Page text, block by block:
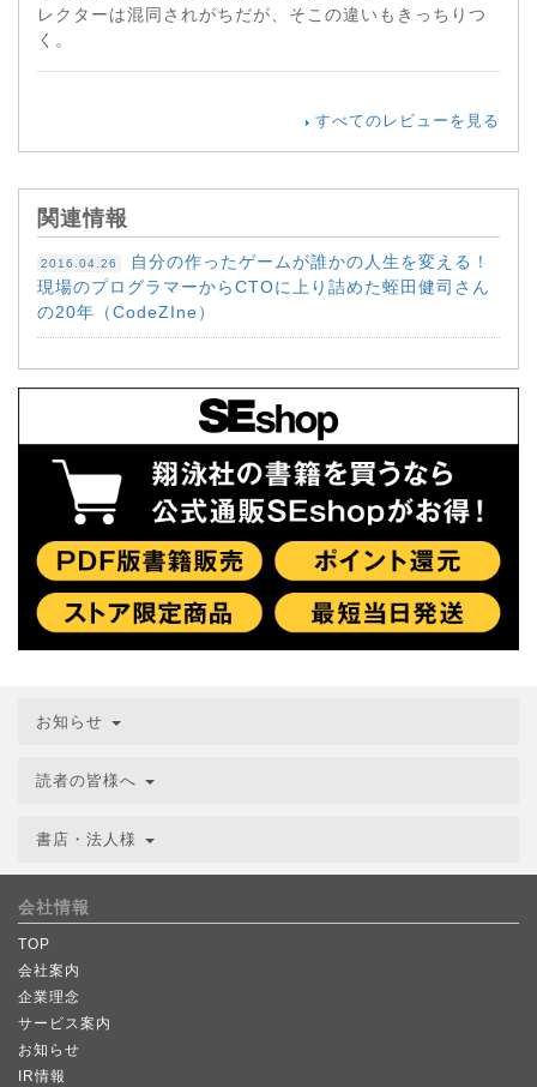
レクターは混同されがちだが、そこの違いもきっちりつ
く。
すべてのレビューを見る
関連情報
2016.04.26
自分の作ったゲームが誰かの人生を変える！
現場のプログラマーからCTOに上り詰めた蛭田健司さん
の20年（CodeZIne）
お知らせ
読者の皆様へ
書店・法人様
会社情報
TOP
会社案内
企業理念
サービス案内
お知らせ
IR情報